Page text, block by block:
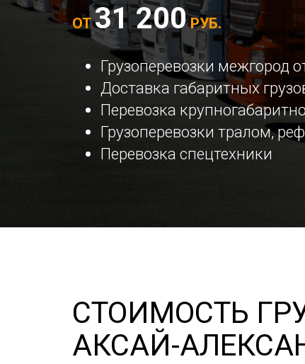
ОТ31 200РУБ.
Грузоперевозки межгород
Доставка габаритных
Перевозка
Грузоперевозки тралом,
Перевозка спецтехники
СТОИМОСТЬ
АКСАЙ-